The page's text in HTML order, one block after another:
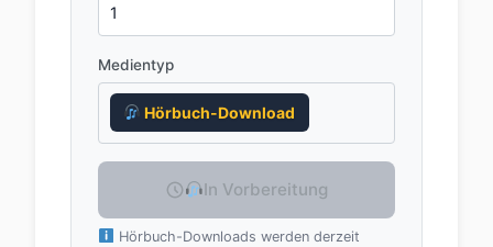
Medientyp
Hörbuch-Download
In Vorbereitung
Hörbuch-Downloads werden derzeit